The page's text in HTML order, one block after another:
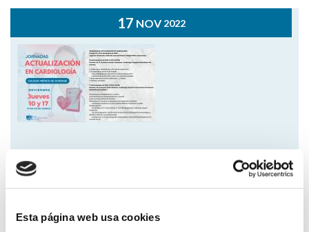
Esta página web usa cookies
17 NOV 2022
Volver